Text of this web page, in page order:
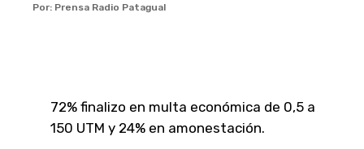
Por: Prensa Radio Patagual
72% finalizo en multa económica de 0,5 a
150 UTM y 24% en amonestación.